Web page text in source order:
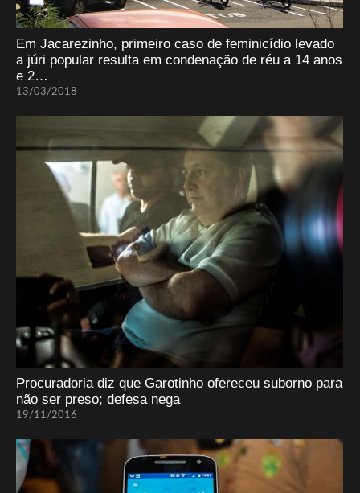
Em Jacarezinho, primeiro caso de feminicídio levado
a júri popular resulta em condenação de réu a 14 anos
e 2…
13/03/2018
Procuradoria diz que Garotinho ofereceu suborno para
não ser preso; defesa nega
19/11/2016